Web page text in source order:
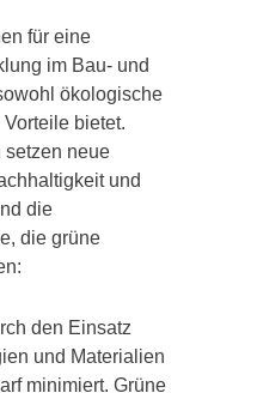
für eine
im Bau- und
ökologische
bietet.
setzen neue
und
die
die grüne
den Einsatz
und Materialien
minimiert. Grüne